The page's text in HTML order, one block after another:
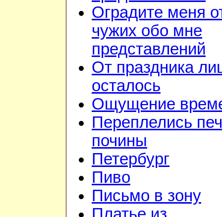
Оградите меня
чужих обо мне
представлений
От праздника
осталось
Ощущение
Переплелись
почины
Петербург
Пиво
Письмо в зону